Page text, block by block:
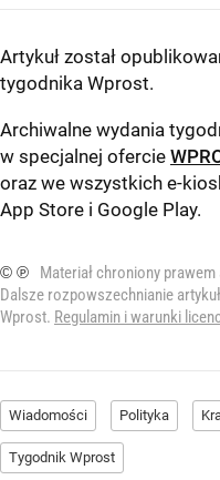
Artykuł został
tygodnika Wprost.
Archiwalne wydania
w specjalnej ofercie
oraz we wszystkich e-
App Store i Google Play.
© ℗
Materiał chroniony
Dalsze rozpowszechnianie
Wprost. Regulamin i warunki
Wiadomości Polityka
Tygodnik Wprost